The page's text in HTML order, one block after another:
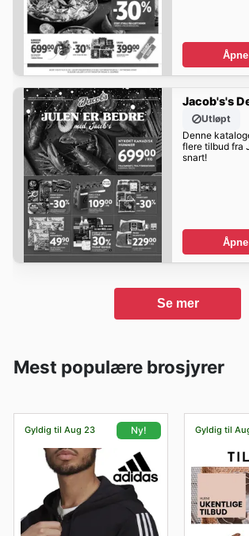
Jacob's's
Utløpt
Denne
flere tilbud fra
snart!
Se mer
Mest populære brosjyrer
Gyldig til Aug 23 Ny! Gyldig til